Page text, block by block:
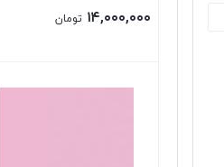
۱۴,۰۰۰,۰۰۰ تومان